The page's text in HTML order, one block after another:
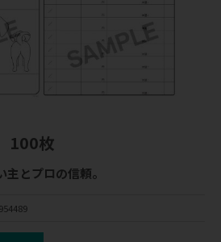
100枚
とプロの信頼。